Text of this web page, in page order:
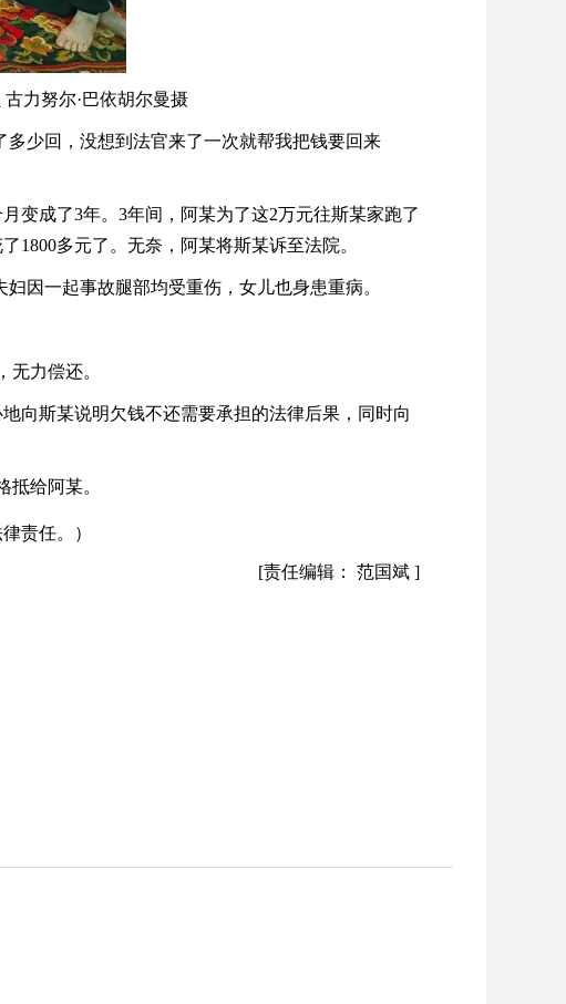
力努尔·巴依胡尔曼摄
少回，没想到法官来了一次就帮我把钱要回来
变成了3年。3年间，阿某为了这2万元往斯某家跑了
1800多元了。无奈，阿某将斯某诉至法院。
因一起事故腿部均受重伤，女儿也身患重病。
无力偿还。
斯某说明欠钱不还需要承担的法律后果，同时向
抵给阿某。
责任。）
[责任编辑： 范国斌 ]